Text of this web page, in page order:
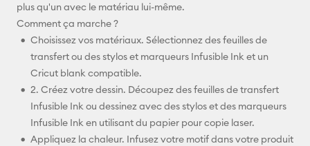
plus qu'un avec le matériau lui-même.
Comment ça marche ?
Choisissez vos matériaux. Sélectionnez des feuilles de
transfert ou des stylos et marqueurs Infusible Ink et un
Cricut blank compatible.
2. Créez votre dessin. Découpez des feuilles de transfert
Infusible Ink ou dessinez avec des stylos et des marqueurs
Infusible Ink en utilisant du papier pour copie laser.
Appliquez la chaleur. Infusez votre motif dans votre produit